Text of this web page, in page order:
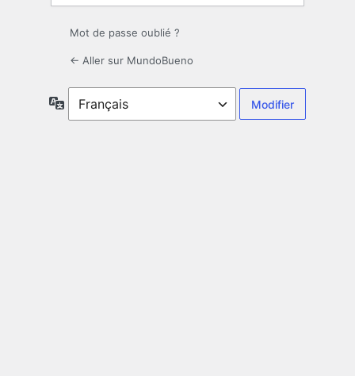
Mot de passe oublié ?
← Aller sur MundoBueno
Langue